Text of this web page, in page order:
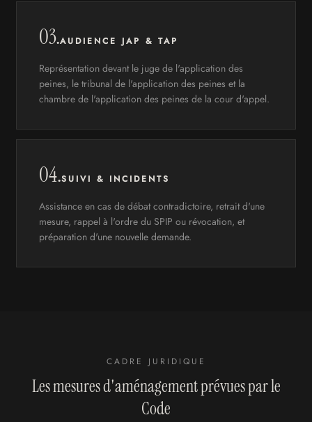
03.AUDIENCE JAP & TAP
Représentation devant le juge de l'application des
peines, le tribunal de l'application des peines et la
chambre de l'application des peines de la cour d'appel.
04.SUIVI & INCIDENTS
Assistance en cas de débat contradictoire, retrait d'une
mesure, rappel à l'ordre du SPIP ou révocation, et
préparation d'une nouvelle demande.
CADRE JURIDIQUE
Les mesures d'aménagement prévues par le
Code